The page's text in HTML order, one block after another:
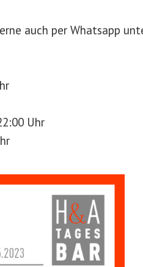
auch per Whatsapp
Uhr